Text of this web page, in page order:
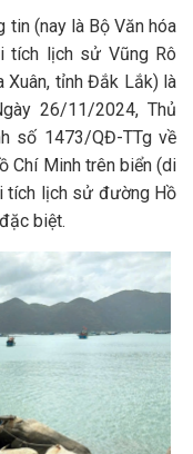
(nay là Bộ Văn hóa
tích lịch sử Vũng Rô
Xuân, tỉnh Đắk Lắk) là
26/11/2024, Thủ
số 1473/QĐ-TTg về
Chí Minh trên biển (di
tích lịch sử đường Hồ
biệt.